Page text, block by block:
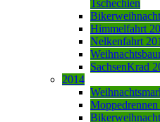
Tschechien
Himmelfahrt
Nelkenfahrt
SachsenKrad
2014